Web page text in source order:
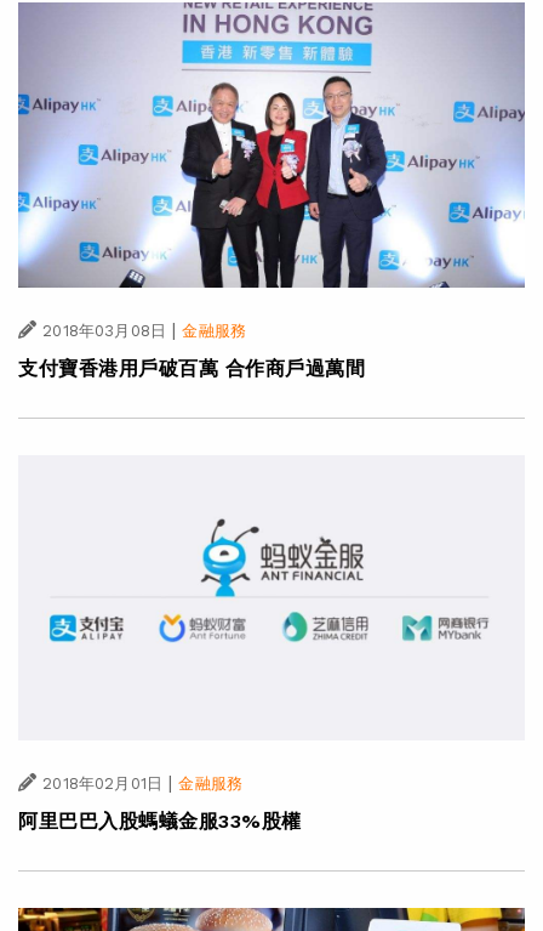
2018年03月08日 | 金融服務
支付寶香港用戶破百萬 合作商戶過萬間
2018年02月01日 | 金融服務
阿里巴巴入股螞蟻金服33%股權